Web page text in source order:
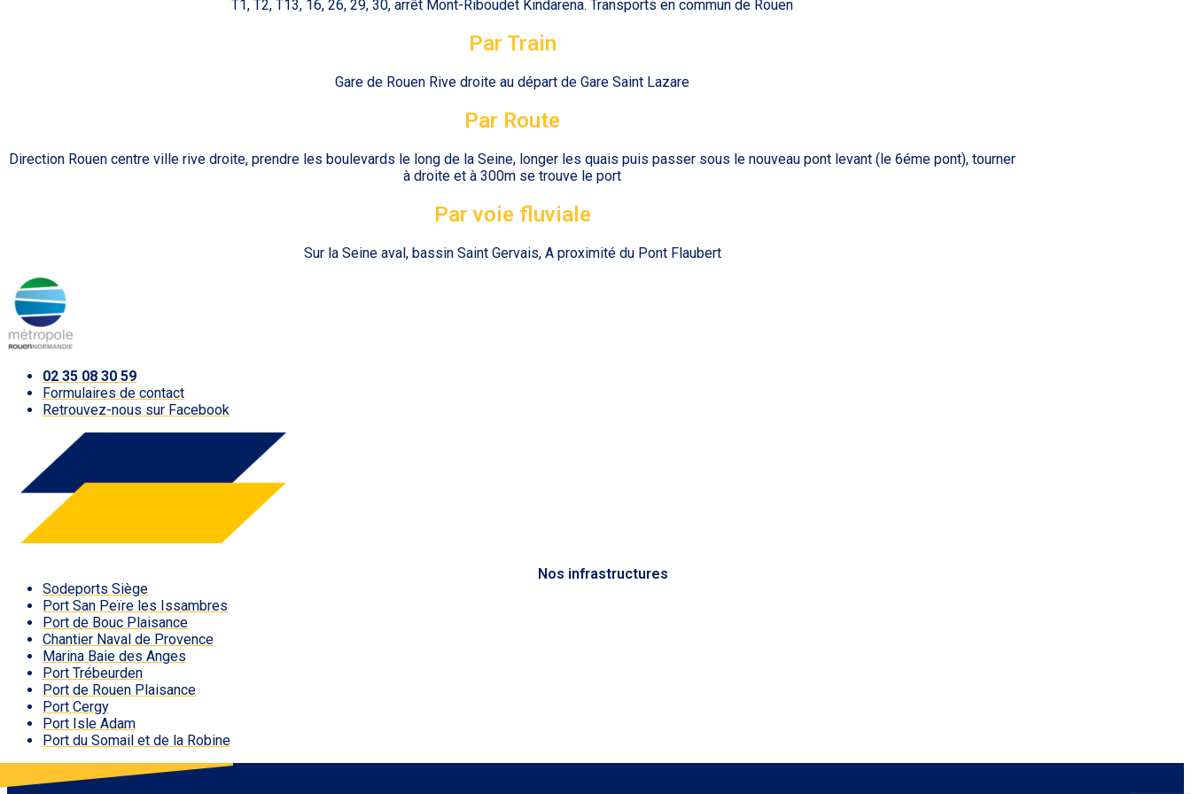
T1, T2, T13, 16, 26, 29, 30, arrêt Mont-Riboudet Kindarena. Transports en commun de Rouen
Par Train
Gare de Rouen Rive droite au départ de Gare Saint Lazare
Par Route
Direction Rouen centre ville rive droite, prendre les boulevards le long de la Seine, longer les quais puis passer sous le nouveau pont levant (le 6éme pont), tourner
à droite et à 300m se trouve le port
Par voie fluviale
Sur la Seine aval, bassin Saint Gervais, A proximité du Pont Flaubert
02 35 08 30 59
Formulaires de contact
Retrouvez-nous sur Facebook
Nos infrastructures
Sodeports Siège
Port San Peïre les Issambres
Port de Bouc Plaisance
Chantier Naval de Provence
Marina Baie des Anges
Port Trébeurden
Port de Rouen Plaisance
Port Cergy
Port Isle Adam
Port du Somail et de la Robine